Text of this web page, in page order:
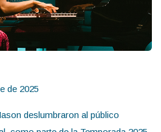
de 2025
deslumbraron al público